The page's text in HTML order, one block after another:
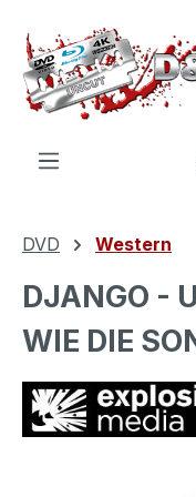
Zum Hauptinhalt
DVD Western
DJANGO -
WIE DIE